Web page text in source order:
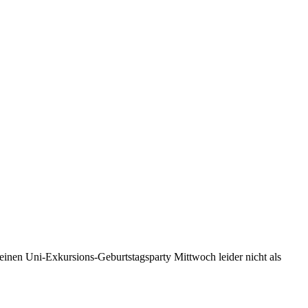
Uni-Exkursions-Geburtstagsparty Mittwoch leider nicht als